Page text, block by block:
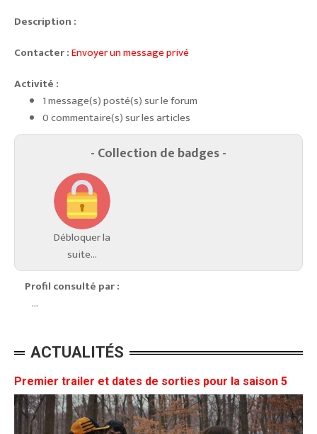
Description :
Contacter :Envoyer un message privé
Activité :
1 message(s) posté(s) sur le forum
0 commentaire(s) sur les articles
- Collection de badges -
Débloquer la
suite...
Profil consulté par :
...
ACTUALITÉS
Premier trailer et dates de sorties pour la saison 5